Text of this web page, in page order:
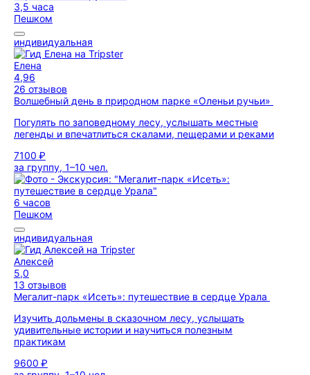
3,5 часа
Пешком
индивидуальная
Елена
4,96
26 отзывов
Волшебный день в природном парке «Оленьи ручьи»
Погулять по заповедному лесу, услышать местные
легенды и впечатлиться скалами, пещерами и реками
7100 ₽
за группу, 1–10 чел.
6 часов
Пешком
индивидуальная
Алексей
5,0
13 отзывов
Мегалит-парк «Исеть»: путешествие в сердце Урала
Изучить дольмены в сказочном лесу, услышать
удивительные истории и научиться полезным
практикам
9600 ₽